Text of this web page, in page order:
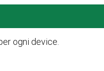
ogni device.